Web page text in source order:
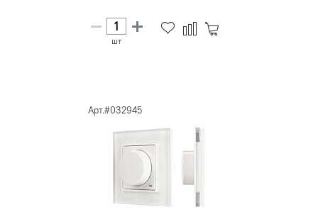
шт
Арт.#032945